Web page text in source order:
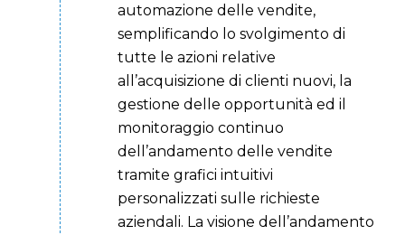
automazione delle vendite,
semplificando lo svolgimento di
tutte le azioni relative
all’acquisizione di clienti nuovi, la
gestione delle opportunità ed il
monitoraggio continuo
dell’andamento delle vendite
tramite grafici intuitivi
personalizzati sulle richieste
aziendali. La visione dell’andamento